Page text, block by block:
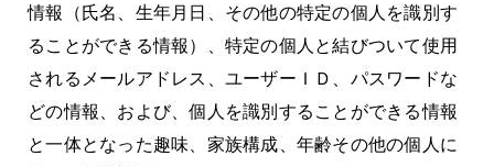
情報（氏名、生年月日、その他の特定の個人を識別す
ることができる情報）、特定の個人と結びついて使用
されるメールアドレス、ユーザーＩＤ、パスワードな
どの情報、および、個人を識別することができる情報
と一体となった趣味、家族構成、年齢その他の個人に